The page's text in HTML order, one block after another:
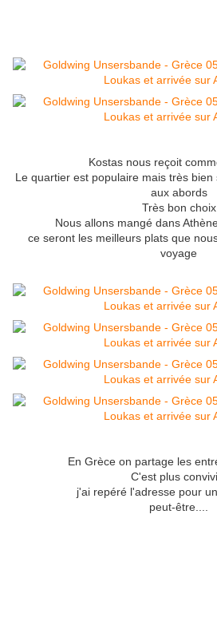
Kostas nous reçoit
Le quartier est populaire mais très
aux abords
Très bon choix
Nous allons mangé dans
ce seront les meilleurs plats que
voyage
En Grèce on partage les
C'est plus
j'ai repéré l'adresse pour
peut-être....